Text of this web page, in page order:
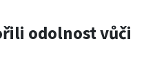
odolnost vůči